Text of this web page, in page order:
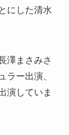
にした清水
澤まさみさ
ラー出演、
演していま